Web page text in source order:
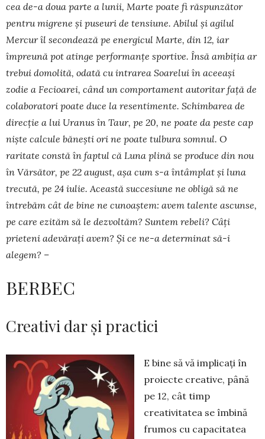
cea de-a doua parte a lunii, Marte poate fi răspunzător
pentru migrene și puseuri de tensiune. Abilul și agilul
Mercur îl secondează pe energicul Marte, din 12, iar
împreună pot atinge performanțe sportive. Însă ambiția ar
trebui do­molită, odată cu intrarea Soarelui în aceeași
zodie a Fecioarei, când un comportament autoritar față de
colaboratori poate duce la resentimente. Schimbarea de
direcție a lui Uranus în Taur, pe 20, ne poate da peste cap
niște calcule bănești ori ne poate tul­bura somnul. O
raritate constă în faptul că Luna plină se produce din nou
în Vărsător, pe 22 august, așa cum s-a întâmplat și luna
trecută, pe 24 iulie. Această succesiune ne obligă să ne
întrebăm cât de bine ne cunoaștem: avem talente ascunse,
pe care ezităm să le dezvoltăm? Suntem rebeli? Câți
prieteni adevărați avem? Și ce ne-a determinat să-i
alegem? –
BERBEC
Creativi dar și practici
E bine să vă implicați în
pro­iec­te creative, până
pe 12, cât timp
creativitatea se îmbină
fru­mos cu capacitatea